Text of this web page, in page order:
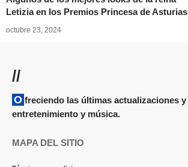
Letizia en los Premios Princesa de Asturias
octubre 23, 2024
//
Ofreciendo las últimas actualizaciones y noticias sobre
entretenimiento y música.
MAPA DEL SITIO